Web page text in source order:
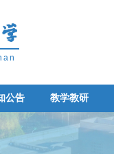
公告
公告
教学教研
教学教研